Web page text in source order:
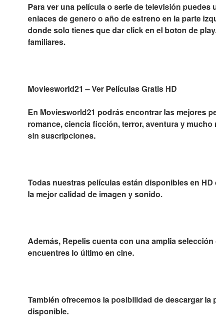
Para ver una película o serie de televisión
enlaces de genero o año de estreno en la parte
donde solo tienes que dar click en el boton de
familiares.
Moviesworld21 – Ver Películas Gratis HD
En Moviesworld21 podrás encontrar las mejores
romance, ciencia ficción, terror, aventura y
sin suscripciones.
Todas nuestras películas están disponibles en
la mejor calidad de imagen y sonido.
Además, Repelis cuenta con una amplia
encuentres lo último en cine.
También ofrecemos la posibilidad de descargar
disponible.